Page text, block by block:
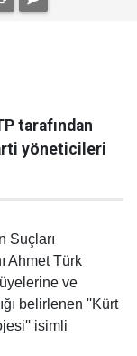
tarafından
yöneticileri
Suçları
Ahmet Türk
ve
belirlenen ''Kürt
isimli